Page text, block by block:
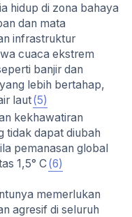
hidup di zona bahaya
dan mata
infrastruktur
cuaca ekstrem
banjir dan
lebih bertahap,
laut(5)
kekhawatiran
tidak dapat diubah
pemanasan global
1,5° C(6)
memerlukan
agresif di seluruh